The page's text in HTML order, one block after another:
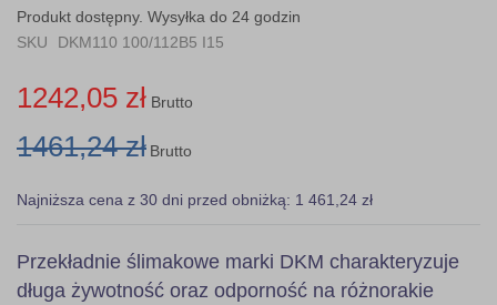
the
images
Produkt dostępny. Wysyłka do 24 godzin
SKU
DKM110 100/112B5 I15
1242,05 zł Brutto
1461,24 zł Brutto
Najniższa cena z 30 dni przed obniżką: 1 461,24 zł
Przekładnie ślimakowe marki DKM charakteryzuje
długa żywotność oraz odporność na różnorakie